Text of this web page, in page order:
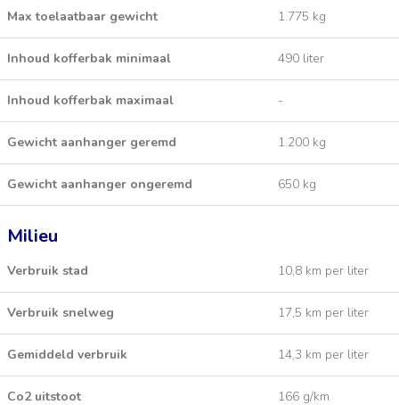
Max toelaatbaar gewicht 1.775 kg
Inhoud kofferbak minimaal 490 liter
Inhoud kofferbak maximaal -
Gewicht aanhanger geremd 1.200 kg
Gewicht aanhanger ongeremd 650 kg
Milieu
Verbruik stad 10,8 km per liter
Verbruik snelweg 17,5 km per liter
Gemiddeld verbruik 14,3 km per liter
Co2 uitstoot 166 g/km